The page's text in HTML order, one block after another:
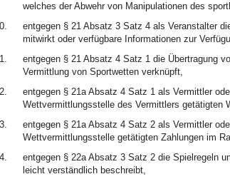
welches der Abwehr von Manipulationen des
entgegen § 21 Absatz 3 Satz 4 als Veranstalter
mitwirkt oder verfügbare Informationen zur
entgegen § 21 Absatz 4 Satz 1 die Übertragung
Vermittlung von Sportwetten verknüpft,
entgegen § 21a Absatz 4 Satz 1 als Vermittler
Wettvermittlungsstelle des Vermittlers getätigten
entgegen § 21a Absatz 4 Satz 2 als Vermittler
Wettvermittlungsstelle getätigten Zahlungen im
entgegen § 22a Absatz 3 Satz 2 die Spielregeln
leicht verständlich beschreibt,